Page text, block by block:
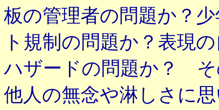
板の管理者の問題か？
ト規制の問題か？表現
ハザードの問題か？ そ
他人の無念や淋しさに